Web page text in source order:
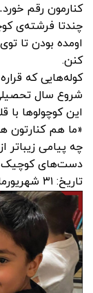
کنارمون رقم
چندتا فرشته‌ی
اومده بودن تا
کنن.
کوله‌هایی که
شروع سال
این کوچولوها
«ما هم کنارتون
چه پیامی
دست‌های کوچیک
تاریخ: ۳۱ شهریورماه ۱۴۰۴